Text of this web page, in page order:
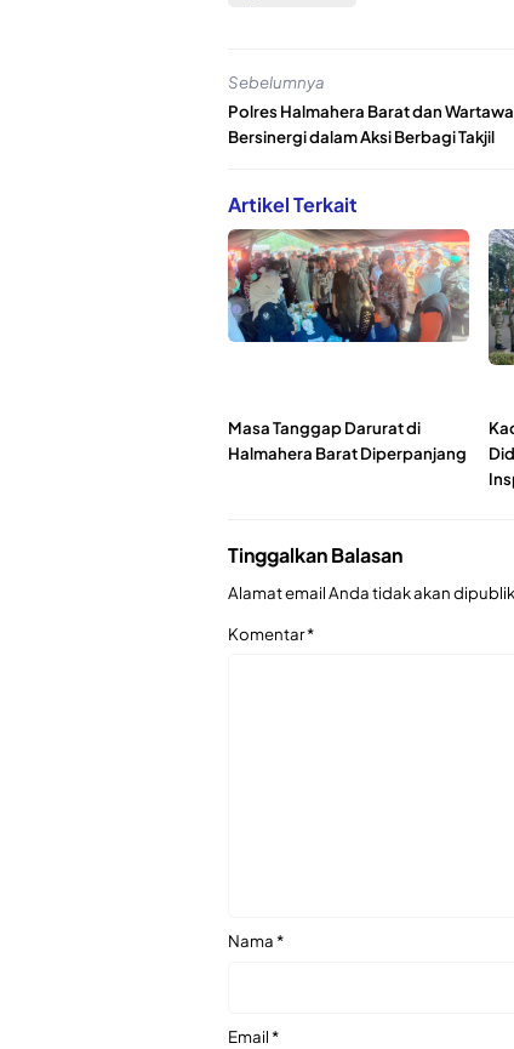
Sebelumnya
Polres Halmahera Barat dan
Bersinergi dalam Aksi Berbagi Takjil
Artikel Terkait
Masa Tanggap Darurat di
Halmahera Barat Diperpanjang
Tinggalkan Balasan
Alamat email Anda tidak akan
Komentar*
Nama*
Email*